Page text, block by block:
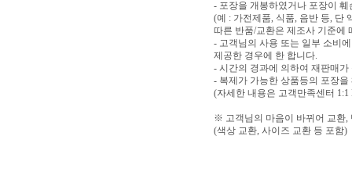
- 포장을 개봉하였거나 포장이
(예 : 가전제품, 식품, 음반 등, 단
따른 반품/교환은 제조사 기준에
- 고객님의 사용 또는 일부 소비
제공한 경우에 한 합니다.
- 시간의 경과에 의하여 재판매
- 복제가 가능한 상품등의 포장을
(자세한 내용은 고객만족센터
※ 고객님의 마음이 바뀌어 교환,
(색상 교환, 사이즈 교환 등 포함)